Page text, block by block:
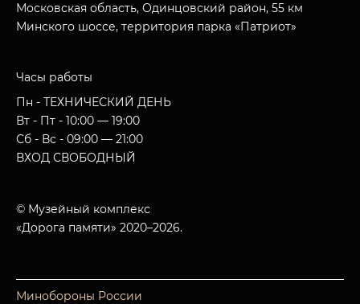
Московская область, Одинцовский район, 55 км
Минского шоссе, территория парка «Патриот»
Часы работы
Пн - ТЕХНИЧЕСКИЙ ДЕНЬ
Вт - Пт - 10:00 — 19:00
Сб - Вс - 09:00 — 21:00
ВХОД СВОБОДНЫЙ
© Музейный комплекс
«Дорога памяти» 2020–2026.
Минобороны России